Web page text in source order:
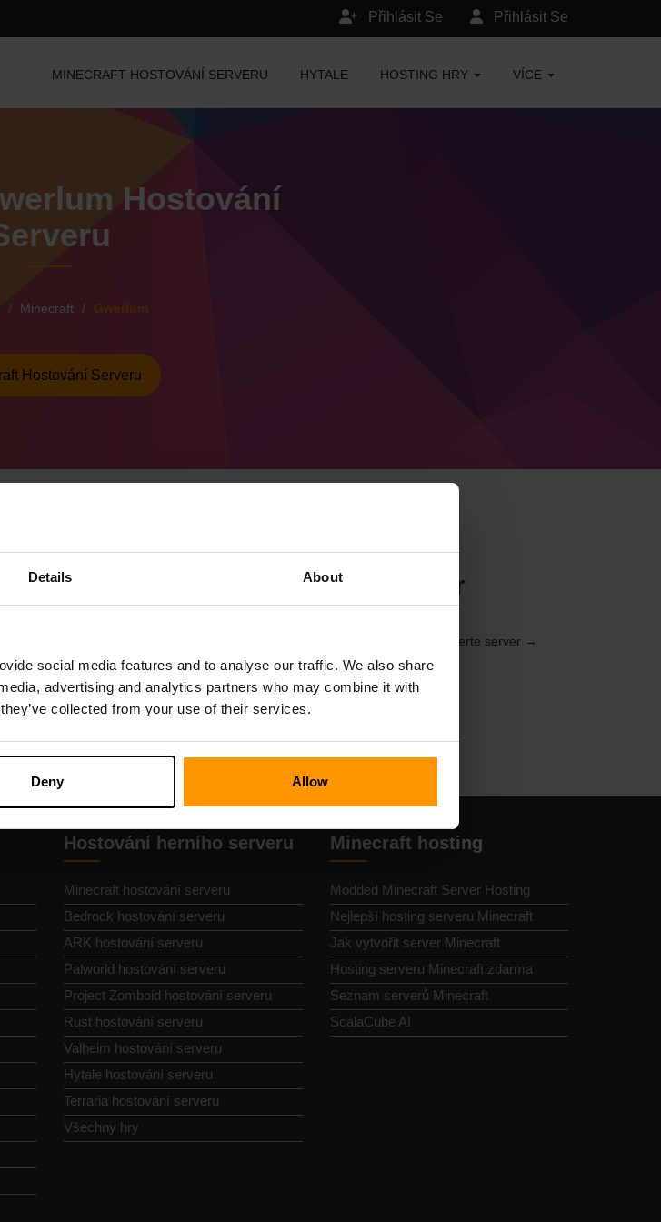
Details About
social media features and to analyse our traffic. We also share
advertising and analytics partners who may combine it with
collected from your use of their services.
Deny Allow
Přihlásit Se
Přihlásit Se
MINECRAFT HOSTOVÁNÍ SERVERU HYTALE HOSTING HRY VÍCE
Hostování
Minecraft Gwerlum
Hostování Serveru
vyrobit Minecraft Gwerlum Server
(Servery → Vyberte server →
Herní servery → Přidat herní server → Gwerlum)
Hostování herního serveru
Minecraft hostování serveru
Bedrock hostování serveru
ARK hostování serveru
Palworld hostování serveru
Project Zomboid hostování serveru
Rust hostování serveru
Valheim hostování serveru
Hytale hostování serveru
Terraria hostování serveru
Všechny hry
Minecraft hosting
Modded Minecraft Server Hosting
Nejlepší hosting serveru Minecraft
Jak vytvořit server Minecraft
Hosting serveru Minecraft zdarma
Seznam serverů Minecraft
ScalaCube AI